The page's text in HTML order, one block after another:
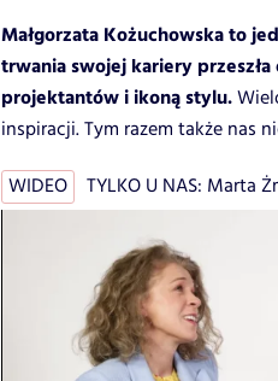
Małgorzata Kożuchowska to
trwania swojej kariery przeszła
projektantów i ikoną stylu.
inspiracji. Tym razem także nas
WIDEO TYLKO U NAS: Marta